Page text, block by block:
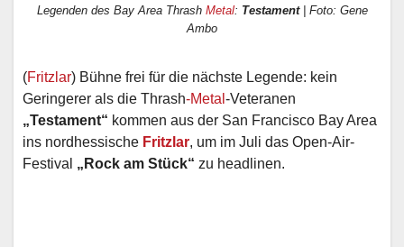
Legenden des Bay Area Thrash Metal: Testament| Foto: Gene
Ambo
(Fritzlar) Bühne frei für die nächste Legende: kein
Geringerer als die Thrash-Metal -Veteranen
„Testament“ kommen aus der San Francisco Bay Area
ins nordhessische Fritzlar, um im Juli das Open-Air-
Festival „Rock am Stück“ zu headlinen.